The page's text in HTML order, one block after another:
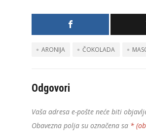
ARONIJA ČOKOLADA
Odgovori
Vaša adresa e-pošte neće biti
Obavezna polja su označena sa *